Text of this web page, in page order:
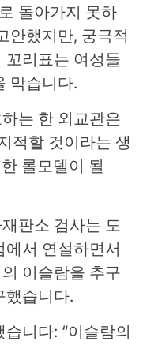
돌아가지 못하
안했지만, 궁극적
꼬리표는 여성들
막습니다.
는 한 외교관은
적할 것이라는 생
롤모델이 될
판소 검사는 도
서 연설하면서
이슬람을 추구
했습니다.
니다: “이슬람의